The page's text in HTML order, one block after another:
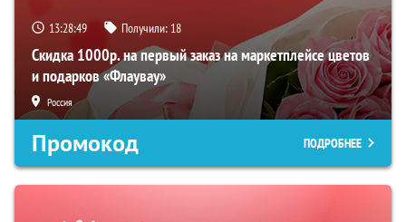
13:28:48 Получили: 18
Скидка 1000р. на первый заказ на маркетплейсе цветов
и подарков «Флаувау»
Россия
Промокод ПОДРОБНЕЕ